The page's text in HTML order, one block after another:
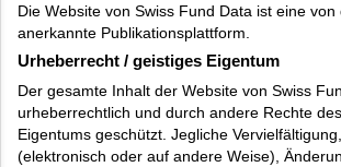
Die Website von Swiss Fund Data ist eine von
anerkannte Publikationsplattform.
Urheberrecht / geistiges Eigentum
Der gesamte Inhalt der Website von Swiss
urheberrechtlich und durch andere Rechte
Eigentums geschützt. Jegliche
(elektronisch oder auf andere Weise),